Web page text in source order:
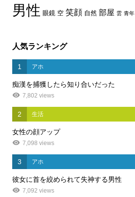
男性 眼鏡 空 笑顔 自然 部屋 雲 青年
人気ランキング
1 アホ
痴漢を捕獲したら知り合いだった
7,802 views
2 生活
女性の顔アップ
7,098 views
3 アホ
彼女に首を絞められて失神する男性
7,092 views